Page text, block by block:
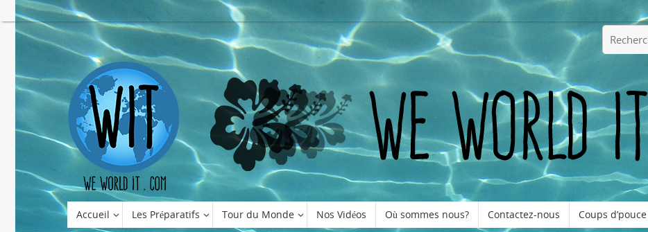
Accueil Les Préparatifs Tour du Monde Nos Vidéos Où sommes nous? Contactez-nous Coups d’pouce